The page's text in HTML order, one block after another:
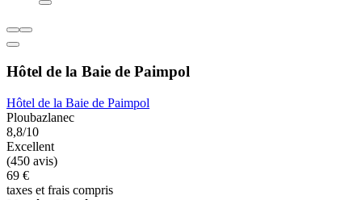
Hôtel de la Baie de Paimpol
Hôtel de la Baie de Paimpol
Ploubazlanec
8,8/10
Excellent
(450 avis)
69 €
taxes et frais compris